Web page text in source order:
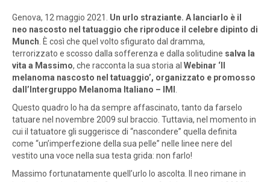
Genova, 12 maggio 2021.
Un urlo straziante. A lanciarlo è il
neo nascosto nel tatuaggio che riproduce il celebre dipinto di
Munch . È così che quel volto sfigurato dal dramma,
terrorizzato e scosso dalla sofferenza e dalla solitudine salva la
vita a Massimo, che racconta la sua storia al Webinar ‘Il
melanoma nascosto nel tatuaggio’, organizzato e promosso
dall’Intergruppo Melanoma Italiano – IMI
Questo quadro lo ha da sempre affascinato, tanto da farselo
tatuare nel novembre 2009 sul braccio. Tuttavia, nel momento in
cui il tatuatore gli suggerisce di “nascondere” quella definita
come “un’imperfezione della sua pelle” nelle linee nere del
vestito una voce nella sua testa grida: non farlo!
Massimo fortunatamente quell’urlo lo ascolta. Il neo rimane in